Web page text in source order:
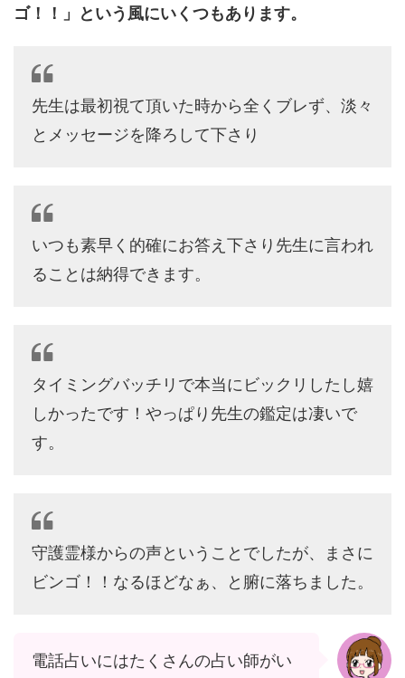
ゴ！！」という風にいくつもあります。
先生は最初視て頂いた時から全くブレず、淡々
とメッセージを降ろして下さり
いつも素早く的確にお答え下さり先生に言われ
ることは納得できます。
タイミングバッチリで本当にビックリしたし嬉
しかったです！やっぱり先生の鑑定は凄いで
す。
守護霊様からの声ということでしたが、まさに
ビンゴ！！なるほどなぁ、と腑に落ちました。
電話占いにはたくさんの占い師がい